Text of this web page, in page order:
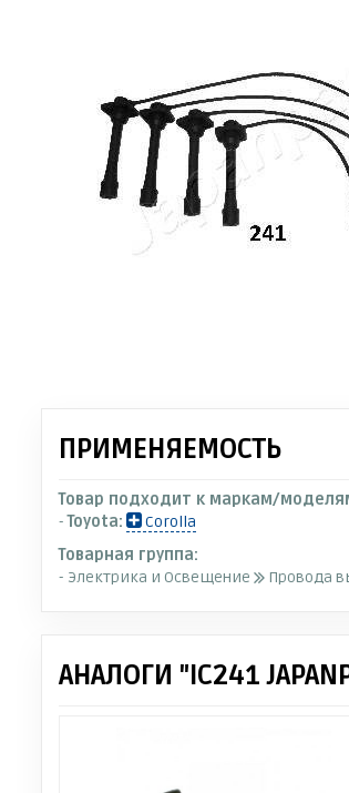
ПРИМЕНЯЕМОСТЬ
Товар подходит к маркам/
-Toyota:
Corolla
Товарная группа:
- Электрика и Освещение
Провода
АНАЛОГИ "IC241